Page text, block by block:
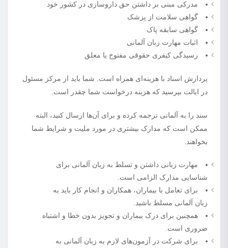
مدرکی مبنی بر داشتن حق داروسازی در کشور خود
گواهی سلامت از پزشک
گواهی سابقه پاک
اثبات مهارت زبان آلمانی
رسیدگی کیفری حقوقی مفتوح یا معلق
پردازش اسناد با هزینه‌ای همراه است. شما باید از مرکز مسئول
در ایالت بپرسید که هزینه درخواست شما چقدر است.
سند را به آلمانی ترجمه کرده و برای آن‌ها ارسال کنید، البته
ممکن است که مدارک بیشتری در مورد ملیت و شرایط شما
بخواهند.
مهارت زبانی داشتن و تسلط به زبان آلمانی برای
شناسایی مدارک الزامی است.
برای تعامل با بیماران، همکاران و انجام کار باید به
زبان آلمانی مسلط باشید.
همچنین برای درک بیماران و تجویز بدون خطا و اشتباه
ضروری است.
برای شرکت در آزمون‌های لازم به زبان آلمانی به